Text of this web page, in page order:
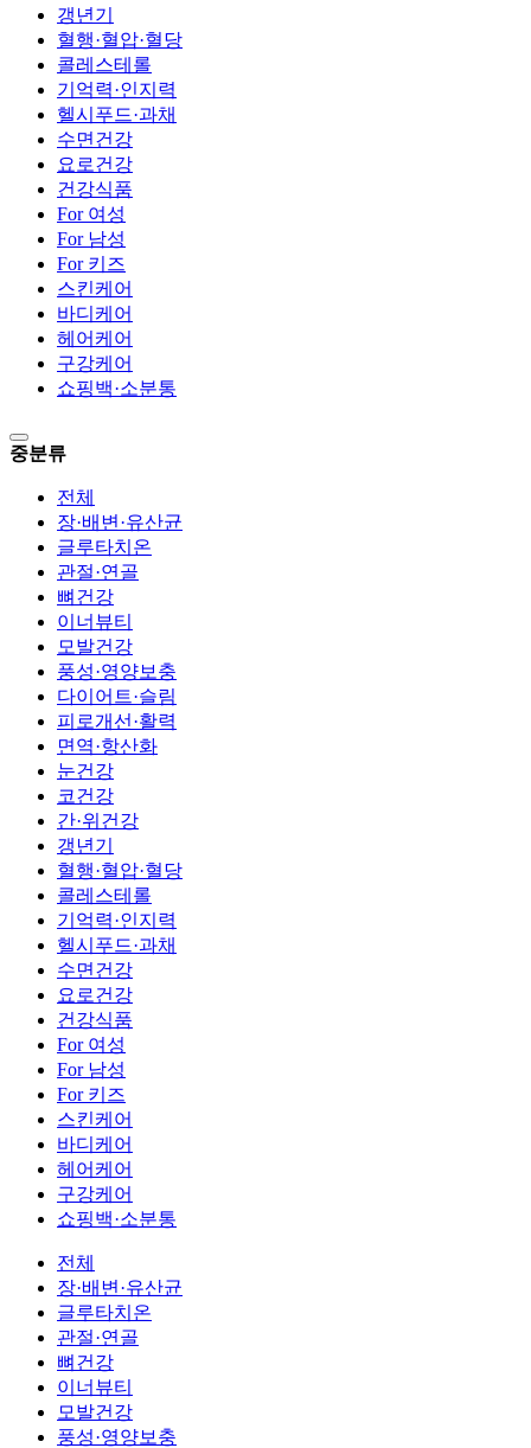
갱년기
혈행·혈압·혈당
콜레스테롤
기억력·인지력
헬시푸드·과채
수면건강
요로건강
건강식품
For 여성
For 남성
For 키즈
스킨케어
바디케어
헤어케어
구강케어
쇼핑백·소분통
중분류
전체
장·배변·유산균
글루타치온
관절·연골
뼈건강
이너뷰티
모발건강
풍성·영양보충
다이어트·슬림
피로개선·활력
면역·항산화
눈건강
코건강
간·위건강
갱년기
혈행·혈압·혈당
콜레스테롤
기억력·인지력
헬시푸드·과채
수면건강
요로건강
건강식품
For 여성
For 남성
For 키즈
스킨케어
바디케어
헤어케어
구강케어
쇼핑백·소분통
전체
장·배변·유산균
글루타치온
관절·연골
뼈건강
이너뷰티
모발건강
풍성·영양보충